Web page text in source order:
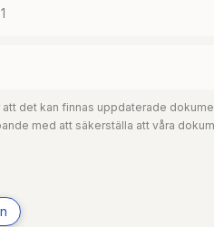
det kan finnas uppdaterade
med att säkerställa att våra